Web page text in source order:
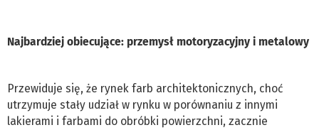
Najbardziej obiecujące: przemysł motoryzacyjny i metalowy
Przewiduje się, że rynek farb architektonicznych, choć
utrzymuje stały udział w rynku w porównaniu z innymi
lakierami i farbami do obróbki powierzchni, zacznie